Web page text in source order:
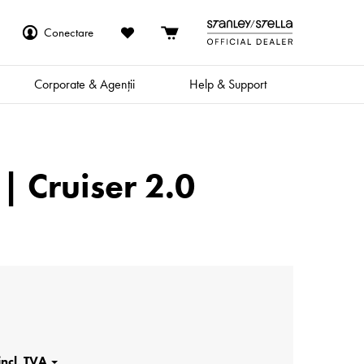
Conectare
Corporate & Agenții Help & Support
Cruiser 2.0